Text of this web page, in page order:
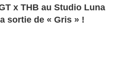
x THB au Studio Luna
sortie de « Gris » !